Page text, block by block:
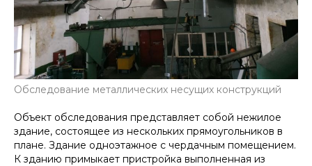
Обследование металлических несущих конструкций
Объект обследования представляет собой нежилое
здание, состоящее из нескольких прямоугольников в
плане. Здание одноэтажное с чердачным помещением.
К зданию примыкает пристройка выполненная из